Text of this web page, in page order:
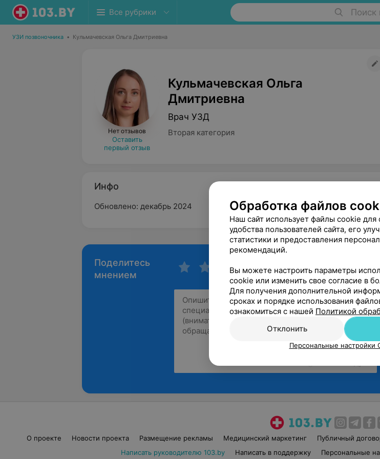
Все рубрики Поиск
УЗИ позвоночника • Кульмачевская Ольга Дмитриевна
Нет отзывов
Оставить
первый отзыв
Кульмачевская Ольга
Дмитриевна
Врач УЗД
Вторая категория
Инфо
Обновлено: декабрь 2024
Поделитесь
мнением
О проекте Новости проекта Размещение рекламы Медицинский маркетинг Публичный
Написать руководителю 103.by
Написать в поддержку Персональные
Обработка файлов
Наш сайт использует файлы cookie для
удобства пользователей сайта, его
статистики и предоставления
рекомендаций.
Вы можете настроить параметры
cookie или изменить свое согласие в
Для получения дополнительной
сроках и порядке использования
ознакомиться с нашей Политикой
Отклонить
Персональные настройки